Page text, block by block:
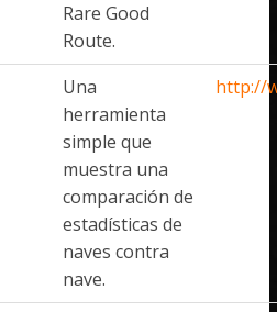
Rare Good
Route.
Una
herramienta
simple que
muestra una
comparación de
estadísticas de
naves contra
nave.
http://